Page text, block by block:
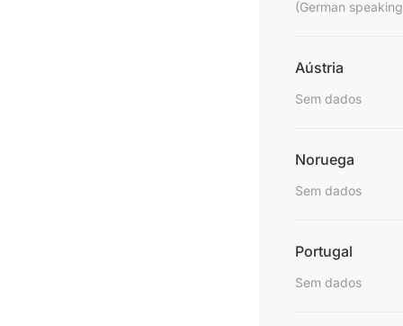
(German
Aústria
Sem dados
Noruega
Sem dados
Portugal
Sem dados